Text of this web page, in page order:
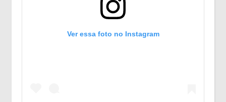
Ver essa foto no Instagram